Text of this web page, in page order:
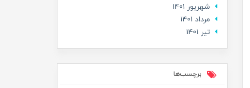
شهریور 1401
مرداد 1401
تير 1401
برچسب‌ها